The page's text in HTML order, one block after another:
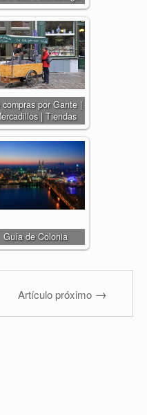
compras por Gante |
| Tiendas
Guía de Colonia
Artículo próximo →